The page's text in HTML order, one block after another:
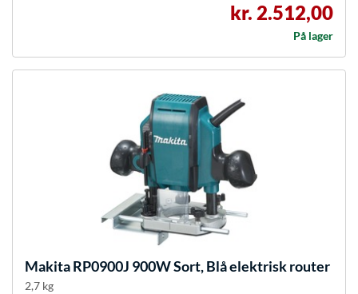
kr. 2.512,00
På lager
MakitaRP0900J 900W Sort, Blå elektrisk router
2,7 kg